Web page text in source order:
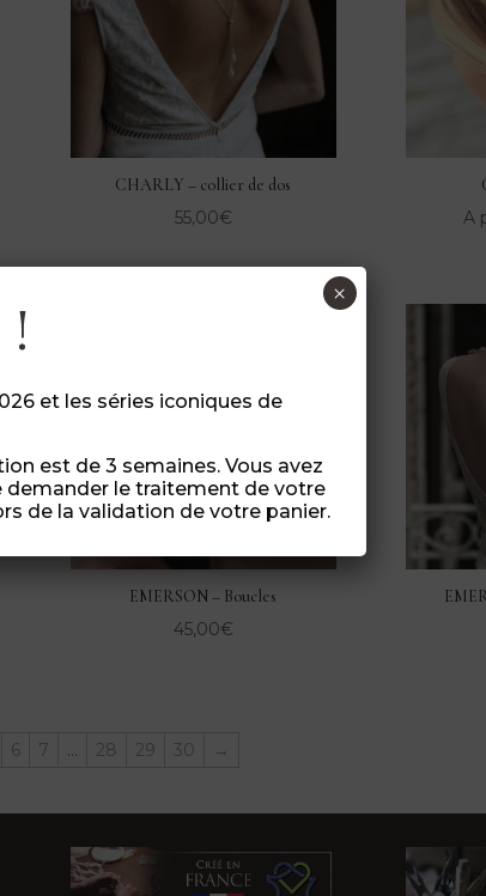
CHARLY – collier de dos
55,00€ A
EMERSON – Boucles
45,00€
6 7 … 28 29 30 →
et les séries iconiques de
est de 3 semaines. Vous avez
le traitement de votre
de la validation de votre panier.
×